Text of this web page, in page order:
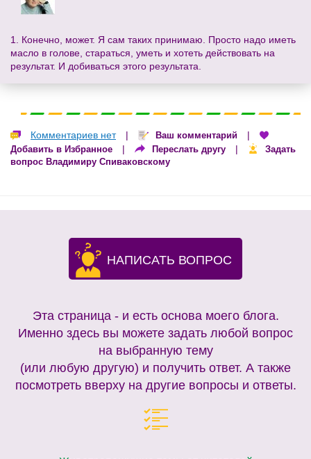
1. Конечно, может. Я сам таких принимаю. Просто надо иметь
масло в голове, стараться, уметь и хотеть действовать на
результат. И добиваться этого результата.
Комментариев нет | Ваш комментарий |
Добавить в Избранное | Переслать другу |
Задать
вопрос Владимиру Спиваковскому
НАПИСАТЬ ВОПРОС
Эта страница - и есть основа моего блога.
Именно здесь вы можете задать любой вопрос
на выбранную тему
(или любую другую) и получить ответ. А также
посмотреть вверху на другие вопросы и ответы.